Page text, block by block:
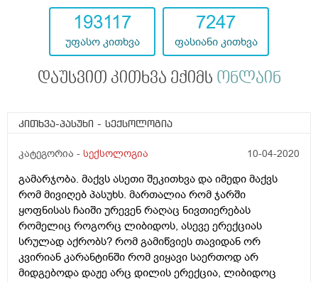
193117
უფასო კითხვა
7247
ფასიანი კითხვა
დაუსვით კითხვა ექიმს ონლაინ
კითხვა-პასუხი - სექსოლოგია
კატეგორია - სექსოლოგია 10-04-2020
გამარჯობა. მაქვს ასეთი შეკითხვა და იმედი მაქვს
რომ მივიღებ პასუხს. მართალია რომ ჯარში
ყოფნისას ჩაიში ურევენ რაღაც ნივთიერებას
რომელიც როგორც ლიბიდოს, ასევე ერექციას
სრულად აქრობს? რომ გამიწვიეს თავიდან ორ
კვირიან კარანტინში რომ ვიყავი საერთოდ არ
მიდგებოდა დაჟე არც დილის ერექცია, ლიბიდოც